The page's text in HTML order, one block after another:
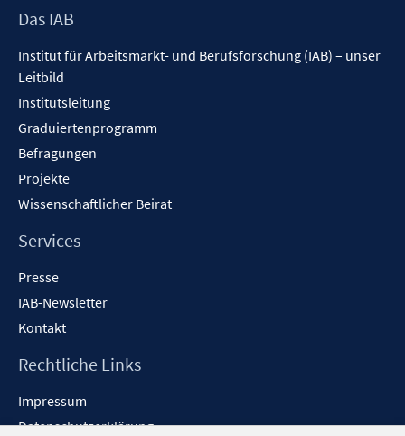
Footer
Das IAB
Institut für Arbeitsmarkt- und Berufsforschung (IAB) – unser
Leitbild
Institutsleitung
Graduiertenprogramm
Befragungen
Projekte
Wissenschaftlicher Beirat
Services
Presse
IAB-Newsletter
Kontakt
Rechtliche Links
Impressum
Datenschutzerklärung